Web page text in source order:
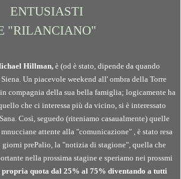
ENTUSIASTI
"RILANCIANO"
Hillman, è (od è stato, dipende da quando
Un piacevole weekend all' ombra della Torre
compagnia della sua bella famiglia; logicamente ha
che ci interessa più da vicino, si è interessato
Così, seguedo (riteniamo casaualmente) quelle
attente alla "comunicazione" , è stato resa
prePalio, la "notizia di stagione", quella che
nella prossima stagine e speriamo nei prossmi
propria quota dal 25% al 75% diventando a tutti